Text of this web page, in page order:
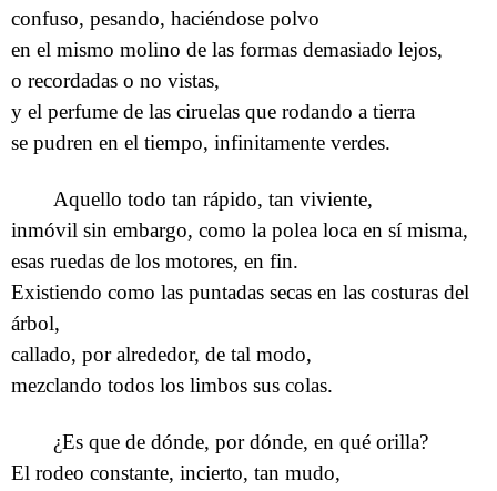
confuso, pesando, haciéndose polvo
en el mismo molino de las formas demasiado lejos,
o recordadas o no vistas,
y el perfume de las ciruelas que rodando a tierra
se pudren en el tiempo, infinitamente verdes.
Aquello todo tan rápido, tan viviente,
inmóvil sin embargo, como la polea loca en sí misma,
esas ruedas de los motores, en fin.
Existiendo como las puntadas secas en las costuras del
árbol,
callado, por alrededor, de tal modo,
mezclando todos los limbos sus colas.
¿Es que de dónde, por dónde, en qué orilla?
El rodeo constante, incierto, tan mudo,